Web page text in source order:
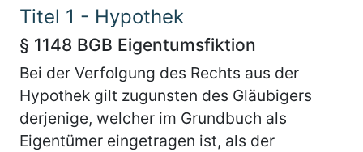
Titel 1 - Hypothek
§ 1148 BGB Eigentumsfiktion
Bei der Verfolgung des Rechts aus der
Hypothek gilt zugunsten des Gläubigers
derjenige, welcher im Grundbuch als
Eigentümer eingetragen ist, als der